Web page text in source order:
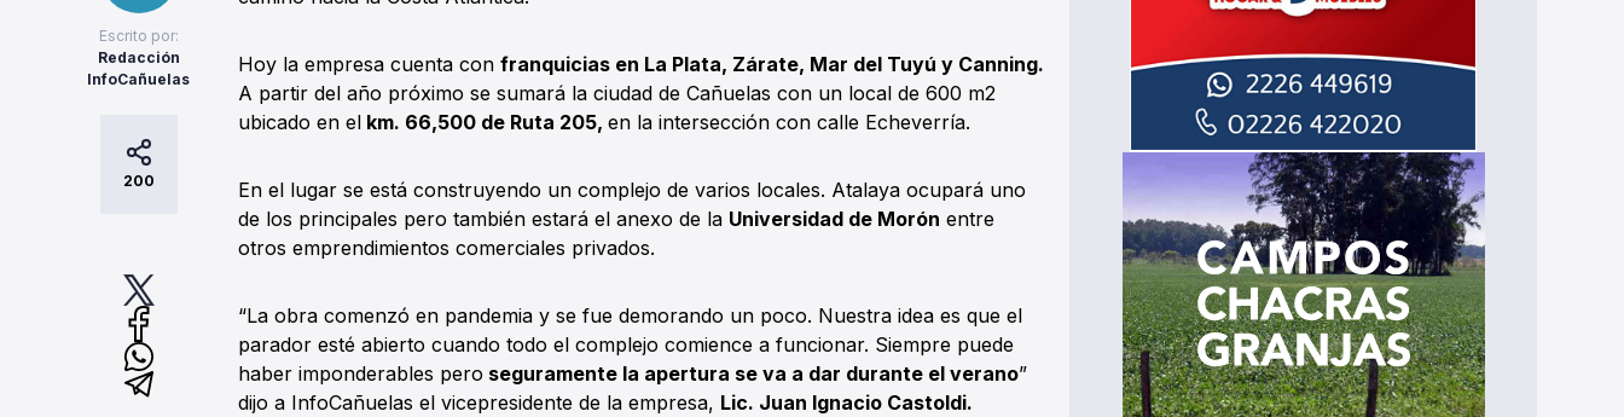
Escrito por:
Redacción
InfoCañuelas
200
Hoy la empresa cuenta con franquicias en La Plata, Zárate, Mar del Tuyú y Canning.
A partir del año próximo se sumará la ciudad de Cañuelas con un local de 600 m2
ubicado en el km. 66,500 de Ruta 205, en la intersección con calle Echeverría.
En el lugar se está construyendo un complejo de varios locales. Atalaya ocupará uno
de los principales pero también estará el anexo de la Universidad de Morón entre
otros emprendimientos comerciales privados.
“La obra comenzó en pandemia y se fue demorando un poco. Nuestra idea es que el
parador esté abierto cuando todo el complejo comience a funcionar. Siempre puede
haber imponderables pero seguramente la apertura se va a dar durante el verano”
dijo a InfoCañuelas el vicepresidente de la empresa, Lic. Juan Ignacio Castoldi.